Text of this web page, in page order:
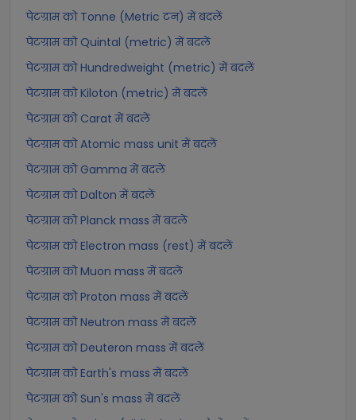
पेटग्राम को Tonne (Metric टन) में बदलें
पेटग्राम को Quintal (metric) में बदलें
पेटग्राम को Hundredweight (metric) में बदलें
पेटग्राम को Kiloton (metric) में बदलें
पेटग्राम को Carat में बदलें
पेटग्राम को Atomic mass unit में बदलें
पेटग्राम को Gamma में बदलें
पेटग्राम को Dalton में बदलें
पेटग्राम को Planck mass में बदलें
पेटग्राम को Electron mass (rest) में बदलें
पेटग्राम को Muon mass में बदलें
पेटग्राम को Proton mass में बदलें
पेटग्राम को Neutron mass में बदलें
पेटग्राम को Deuteron mass में बदलें
पेटग्राम को Earth's mass में बदलें
पेटग्राम को Sun's mass में बदलें